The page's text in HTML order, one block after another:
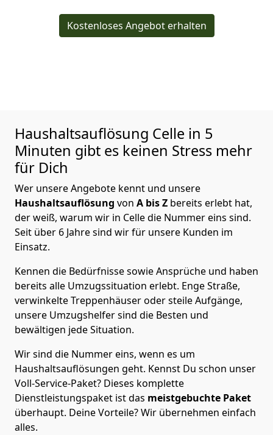
Kostenloses Angebot erhalten
Haushaltsauflösung Celle in 5
Minuten gibt es keinen Stress mehr
für Dich
Wer unsere Angebote kennt und unsere
Haushaltsauflösung von A bis Z bereits erlebt hat,
der weiß, warum wir in Celle die Nummer eins sind.
Seit über 6 Jahre sind wir für unsere Kunden im
Einsatz.
Kennen die Bedürfnisse sowie Ansprüche und haben
bereits alle Umzugssituation erlebt. Enge Straße,
verwinkelte Treppenhäuser oder steile Aufgänge,
unsere Umzugshelfer sind die Besten und
bewältigen jede Situation.
Wir sind die Nummer eins, wenn es um
Haushaltsauflösungen geht. Kennst Du schon unser
Voll-Service-Paket? Dieses komplette
Dienstleistungspaket ist das meistgebuchte Paket
überhaupt. Deine Vorteile? Wir übernehmen einfach
alles.